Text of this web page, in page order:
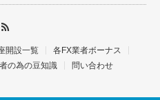
開設一覧
各FX業者ボーナス
の為の豆知識 問い合わせ